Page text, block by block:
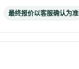
最终报价以客服确认为准